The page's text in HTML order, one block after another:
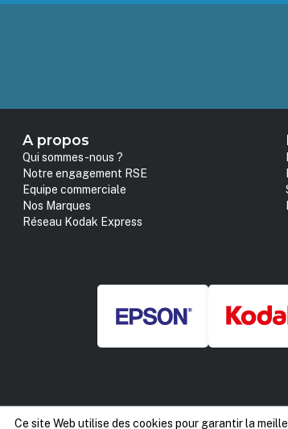
A propos
Qui sommes-nous ?
Notre engagement RSE
Equipe commerciale
Nos Marques
Réseau Kodak Express
Ce site Web utilise des cookies pour garantir la